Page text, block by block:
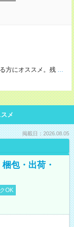
方にオススメ。残 ...
メ
掲載日：2026.08.05
包・出荷・
OK